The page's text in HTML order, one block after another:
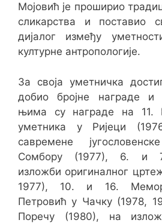
Мојовић је проширио
сликарства и поставио
дијалог између
културне антропологије.
За своја уметничка
добио бројне награде
њима су награде на 11.
уметника у Ријеци
савремене
Сомбору (1977), 6. и 7.
изложби оригиналног
1977), 10. и 16.
Петровић у Чачку (1978,
Поречу (1980), на